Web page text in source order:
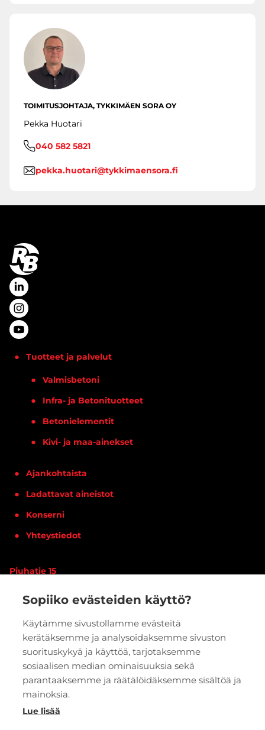
Sopiiko evästeiden käyttö?
Käytämme sivustollamme evästeitä
kerätäksemme ja analysoidaksemme sivuston
suorituskykyä ja käyttöä, tarjotaksemme
sosiaalisen median ominaisuuksia sekä
parantaaksemme ja räätälöidäksemme sisältöä ja
mainoksia.
Lue lisää
TOIMITUSJOHTAJA, TYKKIMÄEN SORA OY
Pekka Huotari
040 582 5821
pekka.huotari@tykkimaensora.fi
Tuotteet ja palvelut
Valmisbetoni
Infra- ja Betonituotteet
Betonielementit
Kivi- ja maa-ainekset
Ajankohtaista
Ladattavat aineistot
Konserni
Yhteystiedot
Piuhatie 15
PYYDÄ TARJOUS VERKKOKAUPPA